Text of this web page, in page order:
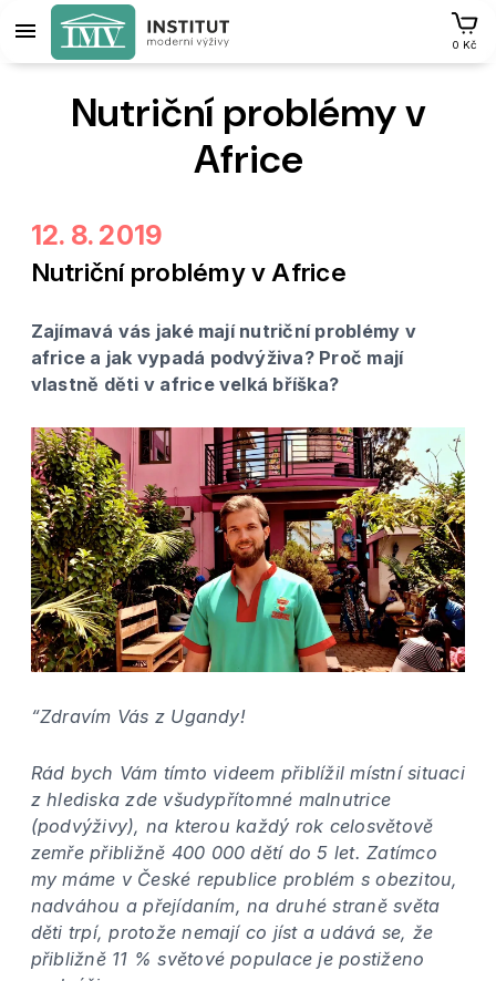
0 Kč
Nutriční problémy v
Africe
12. 8. 2019
Nutriční problémy v Africe
Zajímavá vás jaké mají nutriční problémy v
africe a jak vypadá podvýživa? Proč mají
vlastně děti v africe velká bříška?
“Zdravím Vás z Ugandy!
Rád bych Vám tímto videem přiblížil místní situaci
z hlediska zde všudypřítomné malnutrice
(podvýživy), na kterou každý rok celosvětově
zemře přibližně 400 000 dětí do 5 let. Zatímco
my máme v České republice problém s obezitou,
nadváhou a přejídaním, na druhé straně světa
děti trpí, protože nemají co jíst a udává se, že
přibližně 11 % světové populace je postiženo